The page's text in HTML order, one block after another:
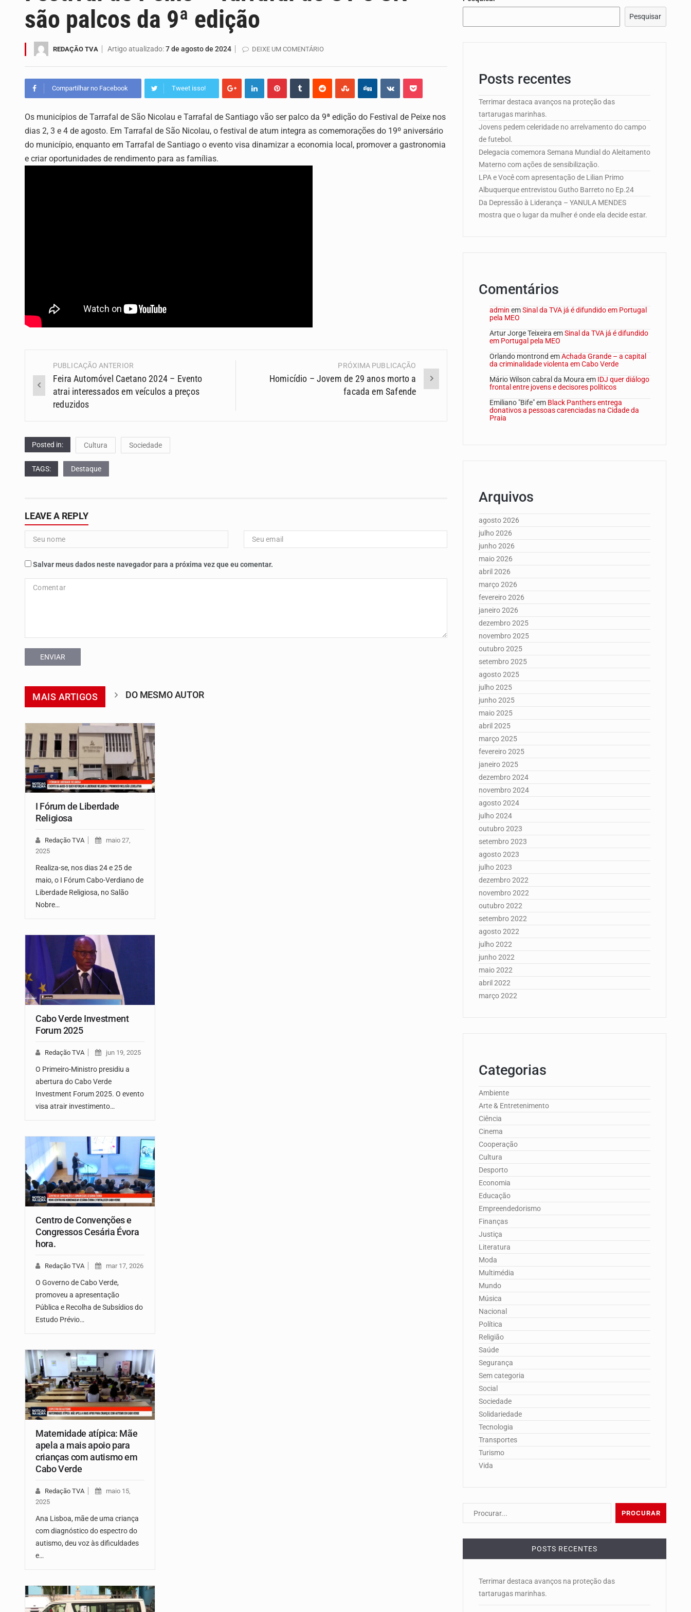
O programa LPA e Você, apresentado por Lilian Primo Albuquerque, o único programa de empreendedorismo…
Capacitar crianças para que conheçam os seus direitos, façam ouvir a sua voz e se…
Arrancou esta segunda-feira a formação do primeiro Programa de Treinamento em Epidemiologia de Campo de…
A Universidade de Cabo Verde passa a dispor de uma sala de apoio à amamentação.…
O programa LPA e Você, apresentado por Lilian Primo Albuquerque, o único programa de empreendedorismo…
são palcos da 9ª edição
REDAÇÃO TVA Artigo atualizado:7 de agosto de 2024 DEIXE UM COMENTÁRIO
Compartilhar no Facebook Tweet isso!
Os municípios de Tarrafal de São Nicolau e Tarrafal de Santiago vão ser palco da 9ª edição do Festival de Peixe nos
dias 2, 3 e 4 de agosto. Em Tarrafal de São Nicolau, o festival de atum integra as comemorações do 19º aniversário
do município, enquanto em Tarrafal de Santiago o evento visa dinamizar a economia local, promover a gastronomia
e criar oportunidades de rendimento para as famílias.
Navegação
(Posts)
PUBLICAÇÃO ANTERIOR
Feira Automóvel Caetano 2024 – Evento
atrai interessados em veículos a preços
reduzidos
PRÓXIMA PUBLICAÇÃO
Homicídio – Jovem de 29 anos morto a
facada em Safende
Posted in: Cultura Sociedade
TAGS: Destaque
LEAVE A REPLY
Salvar meus dados neste navegador para a próxima vez que eu comentar.
ENVIAR
MAIS ARTIGOS DO MESMO AUTOR
I Fórum de Liberdade
Religiosa
Redação TVA
maio 27,
2025
Realiza-se, nos dias 24 e 25 de
maio, o I Fórum Cabo-Verdiano de
Liberdade Religiosa, no Salão
Nobre…
Cabo Verde Investment
Forum 2025
Redação TVA jun 19, 2025
O Primeiro-Ministro presidiu a
abertura do Cabo Verde
Investment Forum 2025. O evento
visa atrair investimento…
Centro de Convenções e
Congressos Cesária Évora
hora.
Redação TVA mar 17, 2026
O Governo de Cabo Verde,
promoveu a apresentação
Pública e Recolha de Subsídios do
Estudo Prévio…
Maternidade atípica: Mãe
apela a mais apoio para
crianças com autismo em
Cabo Verde
Redação TVA
maio 15,
2025
Ana Lisboa, mãe de uma criança
com diagnóstico do espectro do
autismo, deu voz às dificuldades
e…
Pesquisar
Posts recentes
Terrimar destaca avanços na proteção das
tartarugas marinhas.
Jovens pedem celeridade no arrelvamento do campo
de futebol.
Delegacia comemora Semana Mundial do Aleitamento
Materno com ações de sensibilização.
LPA e Você com apresentação de Lilian Primo
Albuquerque entrevistou Gutho Barreto no Ep.24
Da Depressão à Liderança – YANULA MENDES
mostra que o lugar da mulher é onde ela decide estar.
Comentários
admin emSinal da TVA já é difundido em Portugal
pela MEO
Artur Jorge Teixeira emSinal da TVA já é difundido
em Portugal pela MEO
Orlando montrond emAchada Grande – a capital
da criminalidade violenta em Cabo Verde
Mário Wilson cabral da Moura em IDJ quer diálogo
frontal entre jovens e decisores políticos
Emiliano "Bife"em Black Panthers entrega
donativos a pessoas carenciadas na Cidade da
Praia
Arquivos
agosto 2026
julho 2026
junho 2026
maio 2026
abril 2026
março 2026
fevereiro 2026
janeiro 2026
dezembro 2025
novembro 2025
outubro 2025
setembro 2025
agosto 2025
julho 2025
junho 2025
maio 2025
abril 2025
março 2025
fevereiro 2025
janeiro 2025
dezembro 2024
novembro 2024
agosto 2024
julho 2024
outubro 2023
setembro 2023
agosto 2023
julho 2023
dezembro 2022
novembro 2022
outubro 2022
setembro 2022
agosto 2022
julho 2022
junho 2022
maio 2022
abril 2022
março 2022
Categorias
Ambiente
Arte & Entretenimento
Ciência
Cinema
Cooperação
Cultura
Desporto
Economia
Educação
Empreendedorismo
Finanças
Justiça
Literatura
Moda
Multimédia
Mundo
Música
Nacional
Política
Religião
Saúde
Segurança
Sem categoria
Social
Sociedade
Solidariedade
Tecnologia
Transportes
Turismo
Vida
POSTS RECENTES
Terrimar destaca avanços na proteção das
tartarugas marinhas.